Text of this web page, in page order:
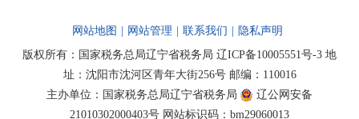
网站地图 | 网站管理 | 联系我们 | 隐私声明
版权所有：国家税务总局辽宁省税务局 辽ICP备10005551号-3 地
址：沈阳市沈河区青年大街256号 邮编：110016
主办单位：国家税务总局辽宁省税务局
辽公网安备
21010302000403号 网站标识码：bm29060013